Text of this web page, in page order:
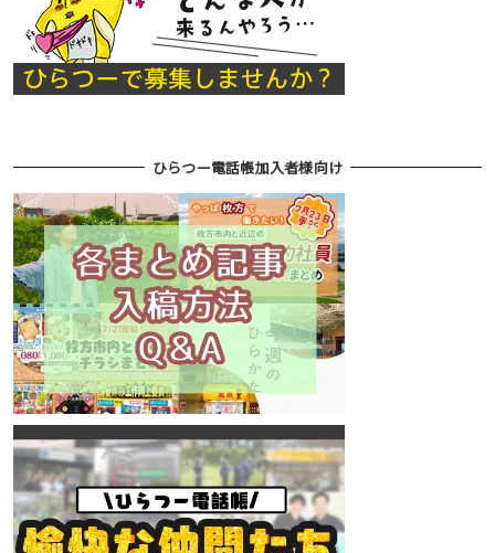
ひらつー電話帳加入者様向け